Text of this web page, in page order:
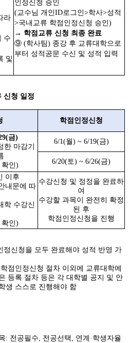
라
수
및
인정신청 승인
(교수님 개인ID로그인>학사>성적
>국내교류 학점인정신청 승인)
→ 학점교류 신청 최종 완료
⑨ (학사팀) 종강 후 교류대학으로
부터 성적공문 수신 및 성적 입력
신청 일정
학점인정신청
금)
한 마감기
인)
6/1(월) ~ 6/19(금)
6/20(토) ~ 6/26(금)
이후
내문에 따
학 수강신
인)
수강신청 및 정정을 완료하
여
수강할 과목이 완전히 확정
된 후
학점인정신청을 진행
정신청을 모두 완료해야 성적 반영 가
점인정신청 절차 이외에 교류대학에
등록 절차 등은 각 대학별 공지 및 안
생 스스로 진행해야 함
: 전공필수, 전공선택, 연계·학생자율